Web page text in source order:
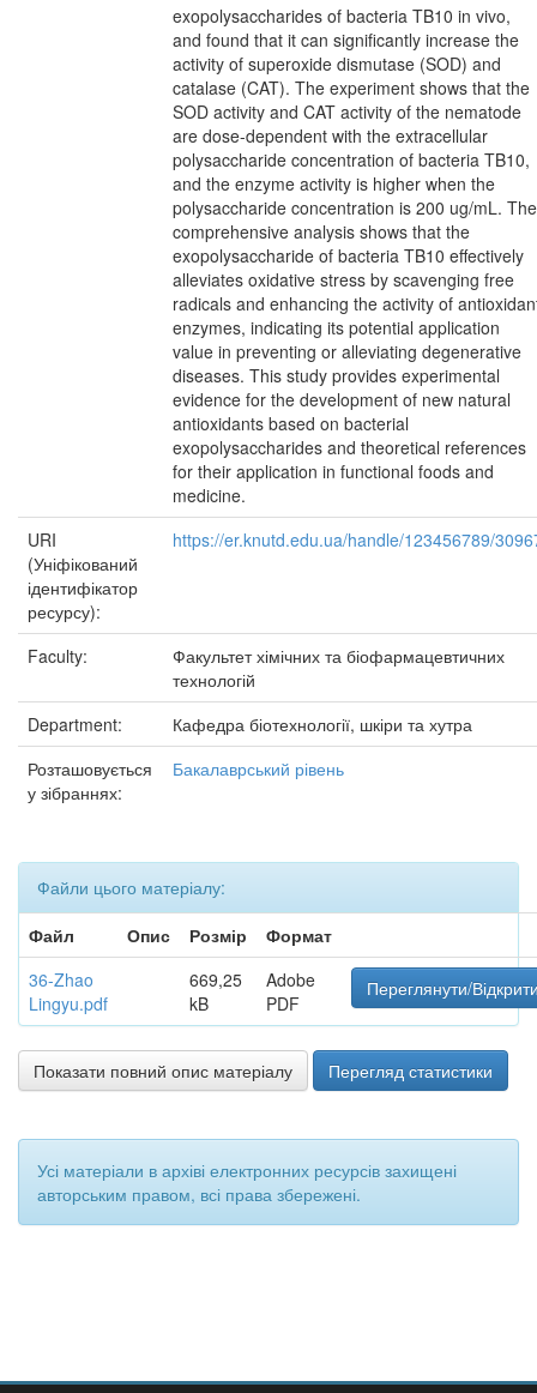
exopolysaccharides of bacteria TB10 in vivo,
and found that it can significantly increase the
activity of superoxide dismutase (SOD) and
catalase (CAT). The experiment shows that the
SOD activity and CAT activity of the nematode
are dose-dependent with the extracellular
polysaccharide concentration of bacteria TB10,
and the enzyme activity is higher when the
polysaccharide concentration is 200 ug/mL. The
comprehensive analysis shows that the
exopolysaccharide of bacteria TB10 effectively
alleviates oxidative stress by scavenging free
radicals and enhancing the activity of
enzymes, indicating its potential application
value in preventing or alleviating degenerative
diseases. This study provides experimental
evidence for the development of new natural
antioxidants based on bacterial
exopolysaccharides and theoretical references
for their application in functional foods and
medicine.
URI
(Уніфікований
ідентифікатор
ресурсу):
https://er.knutd.edu.ua/handle/123456789/
Faculty:
Факультет хімічних та біофармацевтичних
технологій
Department:
Кафедра біотехнології, шкіри та хутра
Розташовується
у зібраннях:
Бакалаврський рівень
Файли цього матеріалу:
Файл
Опис Розмір
Формат
36-Zhao
Lingyu.pdf
669,25
kB
Adobe
PDF
Переглянути/
Показати повний опис матеріалу Перегляд статистики
Усі матеріали в архіві електронних ресурсів захищені
авторським правом, всі права збережені.